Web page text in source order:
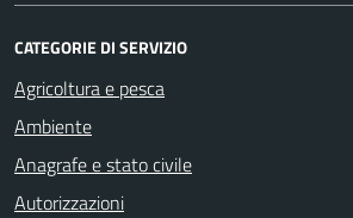
CATEGORIE DI SERVIZIO
Agricoltura e pesca
Ambiente
Anagrafe e stato civile
Autorizzazioni